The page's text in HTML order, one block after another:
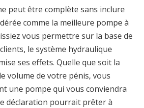
peut être complète sans inclure
comme la meilleure pompe à
vous permettre sur la base de
le système hydraulique
ses effets. Quelle que soit la
volume de votre pénis, vous
une pompe qui vous conviendra
déclaration pourrait prêter à